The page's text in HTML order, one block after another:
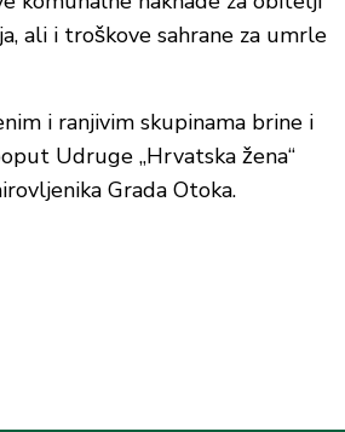
ali i troškove sahrane za umrle
i ranjivim skupinama brine i
Udruge „Hrvatska žena“
Grada Otoka.